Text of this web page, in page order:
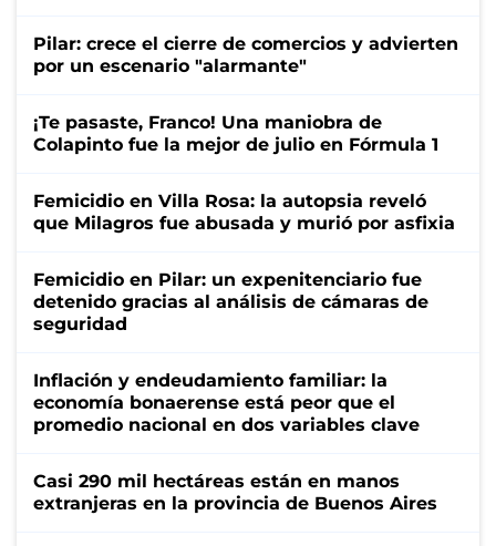
Pilar: crece el cierre de comercios y advierten
por un escenario "alarmante"
¡Te pasaste, Franco! Una maniobra de
Colapinto fue la mejor de julio en Fórmula 1
Femicidio en Villa Rosa: la autopsia reveló
que Milagros fue abusada y murió por asfixia
Femicidio en Pilar: un expenitenciario fue
detenido gracias al análisis de cámaras de
seguridad
Inflación y endeudamiento familiar: la
economía bonaerense está peor que el
promedio nacional en dos variables clave
Casi 290 mil hectáreas están en manos
extranjeras en la provincia de Buenos Aires